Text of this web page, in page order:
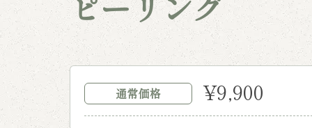
通常価格 ¥9,900